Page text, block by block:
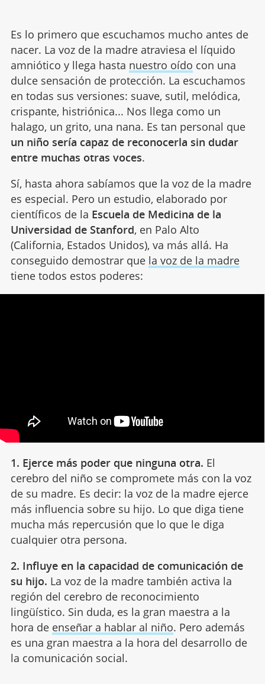
Es lo primero que escuchamos mucho antes de
nacer. La voz de la madre atraviesa el líquido
amniótico y llega hasta nuestro oído con una
dulce sensación de protección. La escuchamos
en todas sus versiones: suave, sutil, melódica,
crispante, histriónica... Nos llega como un
halago, un grito, una nana. Es tan personal que
un niño sería capaz de reconocerla sin dudar
entre muchas otras voces.
Sí, hasta ahora sabíamos que la voz de la madre
es especial. Pero un estudio, elaborado por
científicos de la Escuela de Medicina de la
Universidad de Stanford, en Palo Alto
(California, Estados Unidos), va más allá. Ha
conseguido demostrar que la voz de la madre
tiene todos estos poderes:
1. Ejerce más poder que ninguna otra. El
cerebro del niño se compromete más con la voz
de su madre. Es decir: la voz de la madre ejerce
más influencia sobre su hijo. Lo que diga tiene
mucha más repercusión que lo que le diga
cualquier otra persona.
2. Influye en la capacidad de comunicación de
su hijo. La voz de la madre también activa la
región del cerebro de reconocimiento
lingüístico. Sin duda, es la gran maestra a la
hora de enseñar a hablar al niño. Pero además
es una gran maestra a la hora del desarrollo de
la comunicación social.